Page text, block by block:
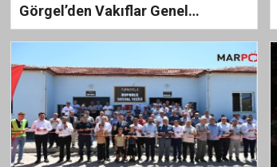
Görgel’den Vakıflar Genel
Müdürlüğü’ne ziyaret